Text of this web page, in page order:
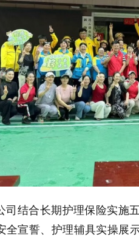
司结合长期护理保险实施
全宣誓、护理辅具实操展